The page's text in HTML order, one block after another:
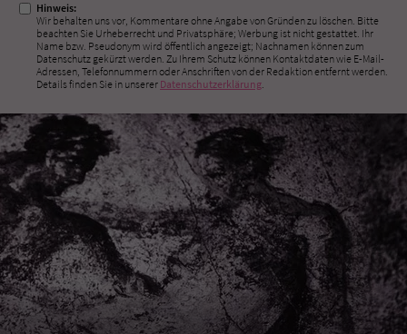
Hinweis:
Wir behalten uns vor, Kommentare ohne Angabe von Gründen zu löschen. Bitte
beachten Sie Urheberrecht und Privatsphäre; Werbung ist nicht gestattet. Ihr
Name bzw. Pseudonym wird öffentlich angezeigt; Nachnamen können zum
Datenschutz gekürzt werden. Zu Ihrem Schutz können Kontaktdaten wie E-Mail-
Adressen, Telefonnummern oder Anschriften von der Redaktion entfernt werden.
Details finden Sie in unserer Datenschutzerklärung.